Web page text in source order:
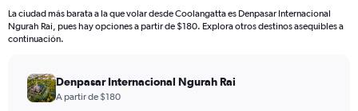
La ciudad más barata a la que volar desde Coolangatta es Denpasar Internacional
Ngurah Rai, pues hay opciones a partir de $180. Explora otros destinos asequibles a
continuación.
Denpasar Internacional Ngurah Rai
A partir de $180